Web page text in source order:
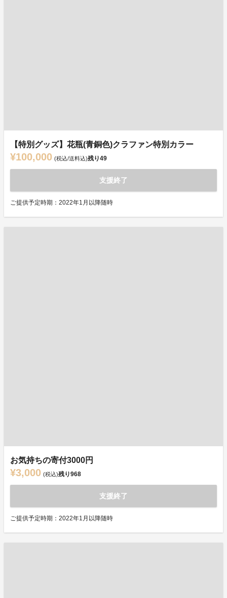
【特別グッズ】花瓶(青銅色)クラファン特別カラー
¥100,000 (税込/送料込)残り49
支援終了
ご提供予定時期：2022年1月以降随時
お気持ちの寄付3000円
¥3,000 (税込)残り968
支援終了
ご提供予定時期：2022年1月以降随時